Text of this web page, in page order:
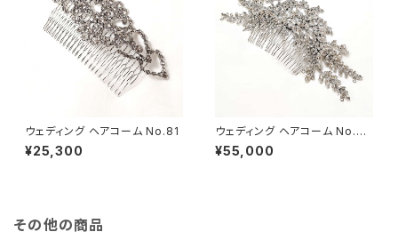
ウェディング ヘアコーム No.81
¥25,300
ウェディング ヘアコーム No.20
6LL
¥55,000
その他の商品